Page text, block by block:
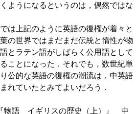
ようになるというのは，偶然ではな
は上記のように英語の復権が着々と
の世界ではまだまだ伝統と惰性が物
とラテン語がしばらく公用語として
ことになった．それでも，数世紀単
公的な英語の復権の潮流は，中英語
れていたとみてよいだろう．
語 イギリスの歴史（上）』 中